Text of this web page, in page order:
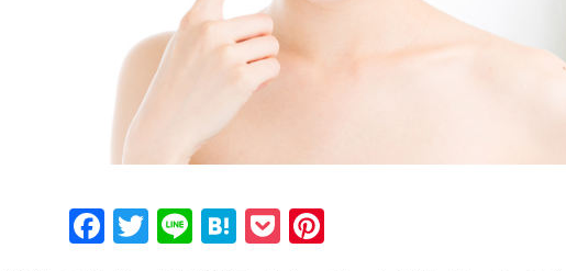
F
T
Li
H
P